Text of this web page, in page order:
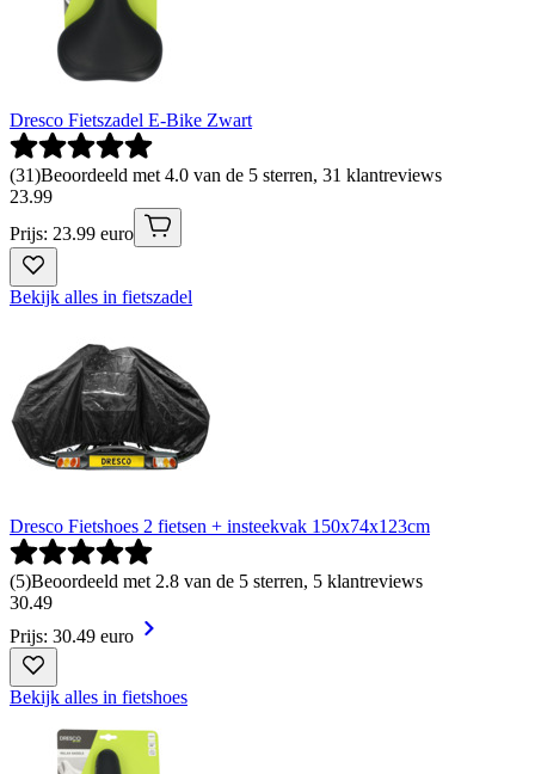
Dresco Fietszadel E-Bike Zwart
(31)Beoordeeld met 4.0 van de 5 sterren, 31 klantreviews
23.99
Prijs: 23.99 euro
Bekijk alles in fietszadel
Dresco Fietshoes 2 fietsen + insteekvak 150x74x123cm
(5)Beoordeeld met 2.8 van de 5 sterren, 5 klantreviews
30.49
Prijs: 30.49 euro
Bekijk alles in fietshoes